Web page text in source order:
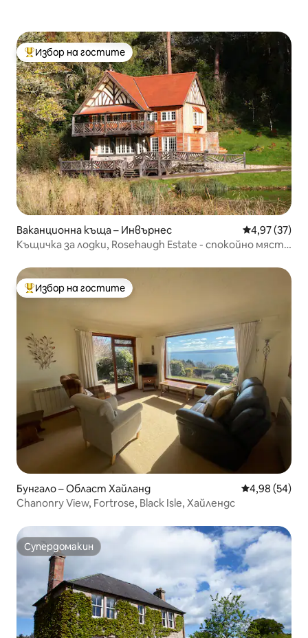
Най-популярен избор на гостите
Избор на гостите
Ваканционна къща – Инвърнес Средна
4,97 (37)
Къщичка за лодки, Rosehaugh Estate - спокойно място
Най-популярен избор на гостите
Избор на гостите
Бунгало – Област Хайланд Средна
4,98 (54)
Chanonry View, Fortrose, Black Isle, Хайлендс
Супердомакин
Супердомакин